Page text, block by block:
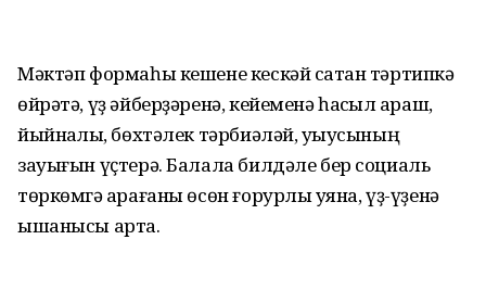
Мәктәп формаһы кешене кескәй саҡтан тәртипкә
өйрәтә, үҙ әйберҙәренә, кейеменә һаҡсыл ҡараш,
йыйнаҡлыҡ, бөхтәлек тәрбиәләй, уҡыусының
зауығын үҫтерә. Балала билдәле бер социаль
төркөмгә ҡарағаны өсөн ғорурлыҡ уяна, үҙ-үҙенә
ышанысы арта.